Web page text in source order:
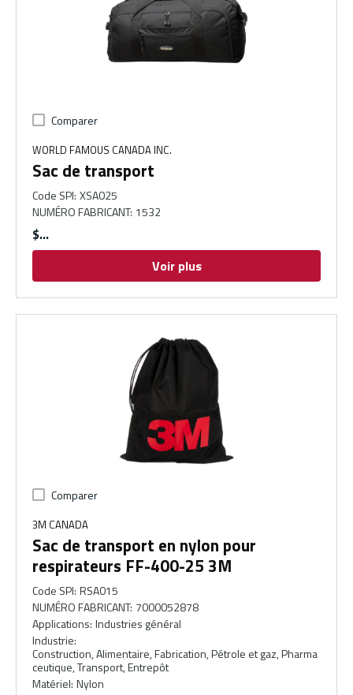
Comparer
WORLD FAMOUS CANADA INC.
Sac de transport
Code SPI: XSA025
NUMÉRO FABRICANT: 1532
$
Voir plus
Comparer
3M CANADA
Sac de transport en nylon pour
respirateurs FF-400-25 3M
Code SPI: RSA015
NUMÉRO FABRICANT: 7000052878
Applications: Industries général
Industrie:
Construction, Alimentaire, Fabrication, Pétrole et gaz, Pharma
ceutique, Transport, Entrepôt
Matériel: Nylon